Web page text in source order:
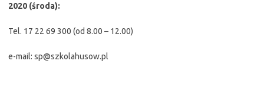
2020 (środa):
Tel. 17 22 69 300 (od 8.00 – 12.00)
e-mail: sp@szkolahusow.pl